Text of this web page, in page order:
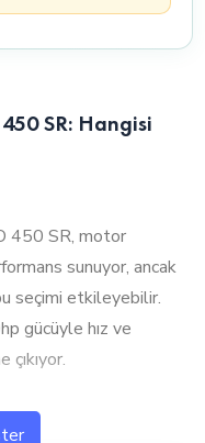
SR: Hangisi
450 SR, motor
sunuyor, ancak
seçimi etkileyebilir.
gücüyle hız ve
çıkıyor.